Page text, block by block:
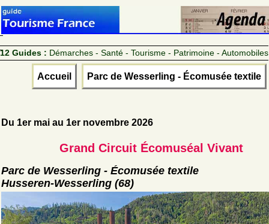
12 Guides : Démarches - Santé - Tourisme - Patrimoine - Automobiles
Accueil Parc de Wesserling - Écomusée textile
Du 1er mai au 1er novembre 2026
Grand Circuit Écomuséal Vivant
Parc de Wesserling - Écomusée textile
Husseren-Wesserling (68)